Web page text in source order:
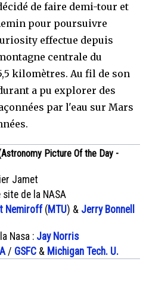
de faire demi-tour et
pour poursuivre
effectue depuis
centrale du
kilomètres. Au fil de son
a pu explorer des
par l'eau sur Mars
Picture Of the Day -
Jamet
site de la NASA
Nemiroff( MTU) & Jerry Bonnell
Nasa : Jay Norris
/ GSFC & Michigan Tech. U.